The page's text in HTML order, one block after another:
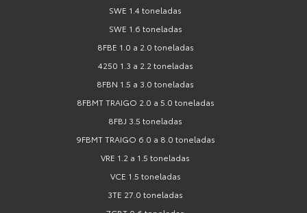
SWE 1.4 toneladas
SWE 1.6 toneladas
8FBE 1.0 a 2.0 toneladas
4250 1.3 a 2.2 toneladas
8FBN 1.5 a 3.0 toneladas
8FBMT TRAIGO 2.0 a 5.0 toneladas
8FBJ 3.5 toneladas
9FBMT TRAIGO 6.0 a 8.0 toneladas
VRE 1.2 a 1.5 toneladas
VCE 1.5 toneladas
3TE 27.0 toneladas